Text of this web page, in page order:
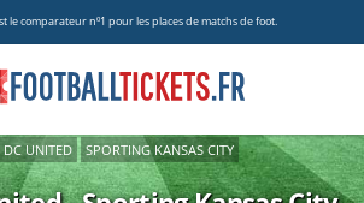
le comparateur nº1 pour les places de matchs de foot.
DC UNITED SPORTING KANSAS CITY